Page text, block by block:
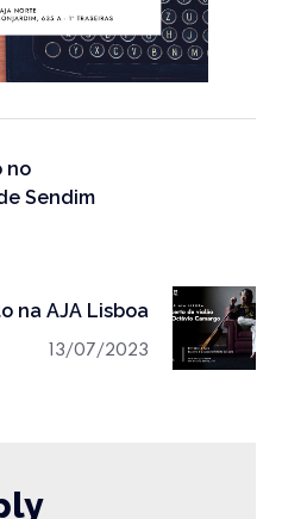
no
Sendim
na AJA Lisboa
13/07/2023